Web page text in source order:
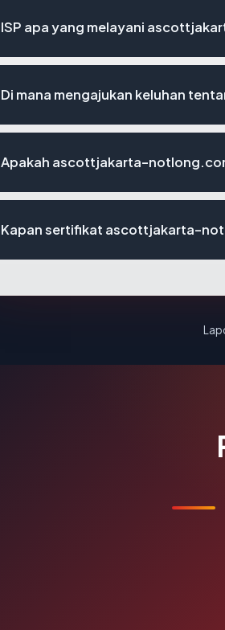
ISP apa yang melayani
Di mana mengajukan keluhan
Apakah ascottjakarta-
Kapan sertifikat ascottjakarta-